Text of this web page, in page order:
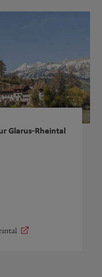
Glarus-Rheintal